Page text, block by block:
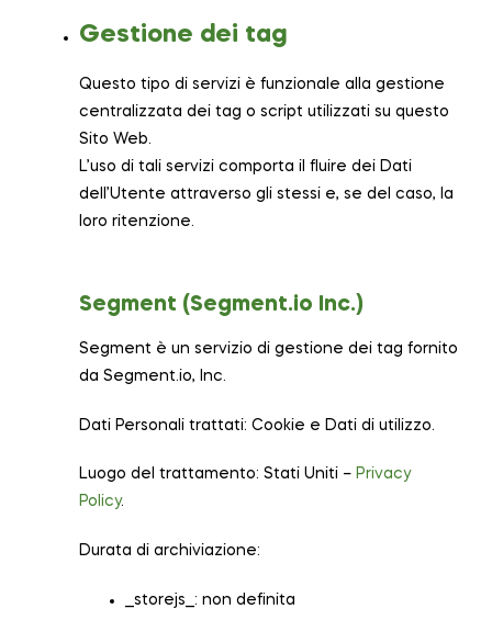
Gestione dei tag
Questo tipo di servizi è funzionale alla gestione
centralizzata dei tag o script utilizzati su questo
Sito Web.
L’uso di tali servizi comporta il fluire dei Dati
dell’Utente attraverso gli stessi e, se del caso, la
loro ritenzione.
Segment (Segment.io Inc.)
Segment è un servizio di gestione dei tag fornito
da Segment.io, Inc.
Dati Personali trattati: Cookie e Dati di utilizzo.
Luogo del trattamento: Stati Uniti – Privacy
Policy.
Durata di archiviazione:
__storejs__: non definita